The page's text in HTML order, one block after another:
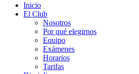
Inicio
El Club
Nosotros
Por qué elegirnos
Equipo
Exámenes
Horarios
Tarifas